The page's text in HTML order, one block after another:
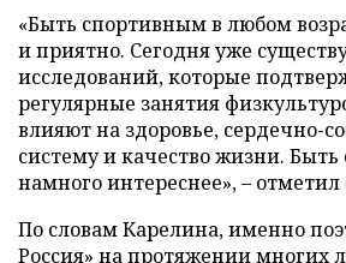
«Быть спортивным в любом
и приятно. Сегодня уже
исследований, которые
регулярные занятия
влияют на здоровье, сердечно-
систему и качество жизни.
намного интереснее», – отметил
По словам Карелина, именно
Россия» на протяжении многих